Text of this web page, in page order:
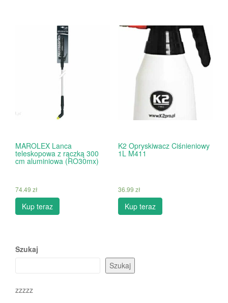
MAROLEX Lanca
teleskopowa z rączką 300
cm aluminiowa (RO30mx)
74.49 zł
Kup teraz
K2 Opryskiwacz Ciśnieniowy
1L M411
36.99 zł
Kup teraz
Szukaj
Szukaj
zzzzz